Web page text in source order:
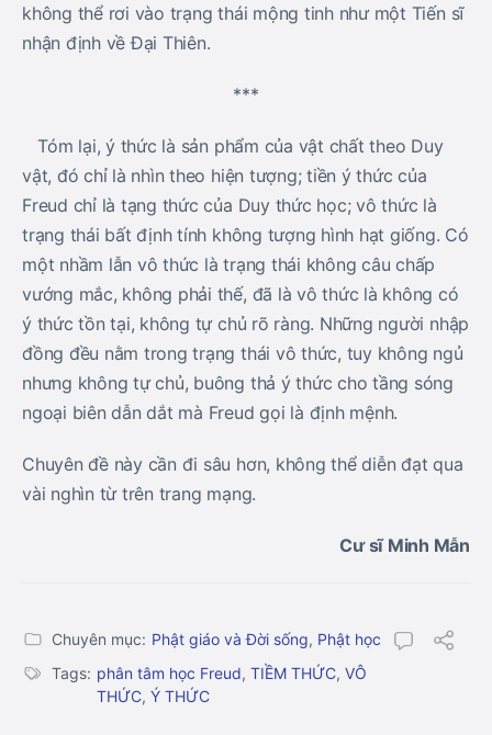
không thể rơi vào trạng thái mộng tinh như một Tiến sĩ
nhận định về Đại Thiên.
***
Tóm lại, ý thức là sản phẩm của vật chất theo Duy
vật, đó chỉ là nhìn theo hiện tượng; tiền ý thức của
Freud chỉ là tạng thức của Duy thức học; vô thức là
trạng thái bất định tính không tượng hình hạt giống. Có
một nhầm lẫn vô thức là trạng thái không câu chấp
vướng mắc, không phải thế, đã là vô thức là không có
ý thức tồn tại, không tự chủ rõ ràng. Những người nhập
đồng đều nằm trong trạng thái vô thức, tuy không ngủ
nhưng không tự chủ, buông thả ý thức cho tầng sóng
ngoại biên dẫn dắt mà Freud gọi là định mệnh.
Chuyên đề này cần đi sâu hơn, không thể diễn đạt qua
vài nghìn từ trên trang mạng.
Cư sĩ Minh Mẫn
Chuyên mục: Phật giáo và Đời sống, Phật học
Tags: phân tâm học Freud, TIỀM THỨC, VÔ
THỨC, Ý THỨC